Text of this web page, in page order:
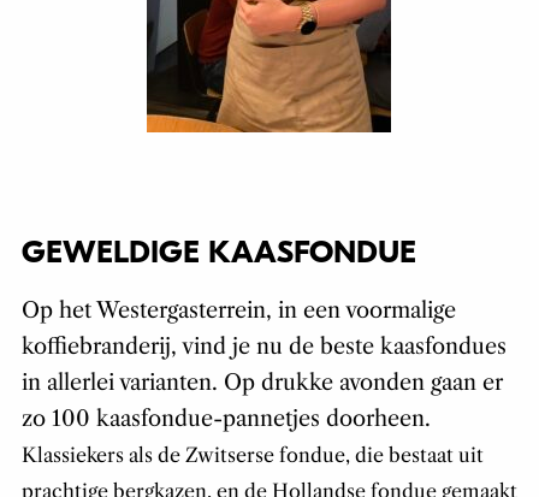
GEWELDIGE KAASFONDUE
Op het Westergasterrein, in een voormalige
koffiebranderij, vind je nu de beste kaasfondues
in allerlei varianten. Op drukke avonden gaan er
zo 100 kaasfondue-pannetjes doorheen.
Klassiekers als de Zwitserse fondue, die bestaat uit
prachtige bergkazen, en de Hollandse fondue gemaakt